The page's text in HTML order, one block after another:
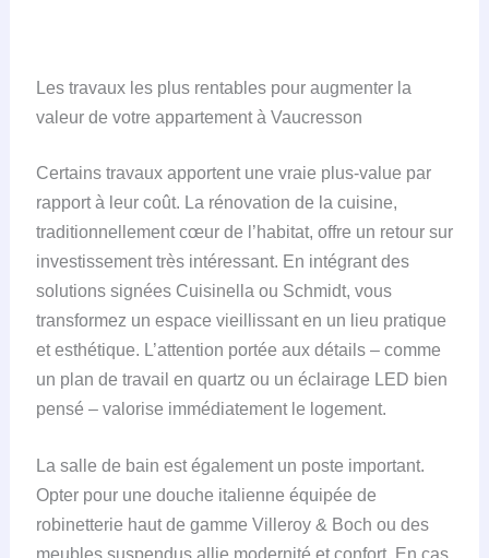
Les travaux les plus rentables pour augmenter la
valeur de votre appartement à Vaucresson
Certains travaux apportent une vraie plus-value par
rapport à leur coût. La rénovation de la cuisine,
traditionnellement cœur de l’habitat, offre un retour sur
investissement très intéressant. En intégrant des
solutions signées Cuisinella ou Schmidt, vous
transformez un espace vieillissant en un lieu pratique
et esthétique. L’attention portée aux détails – comme
un plan de travail en quartz ou un éclairage LED bien
pensé – valorise immédiatement le logement.
La salle de bain est également un poste important.
Opter pour une douche italienne équipée de
robinetterie haut de gamme Villeroy & Boch ou des